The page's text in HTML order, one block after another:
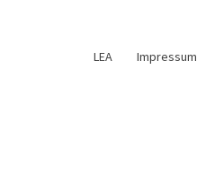
LEA Impressum